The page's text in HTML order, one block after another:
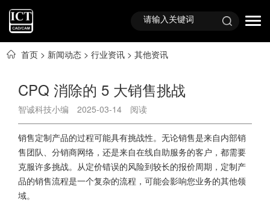
首页 > 新闻动态 > 行业资讯 > 其他资讯
CPQ 消除的 5 大销售挑战
智诚科技小编 2025-03-14 阅读
销售定制产品的过程可能具有挑战性。无论销售是来自内部销
售团队、分销商网络，还是来自在线自助服务的客户，都需要
克服许多挑战。从定价错误的风险到较长的报价周期，定制产
品的销售流程是一个复杂的流程，可能会影响您业务的其他领
域。